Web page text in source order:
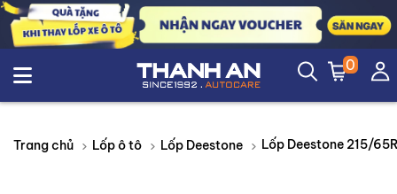
0
Trang chủ Lốp ô tô Lốp Deestone